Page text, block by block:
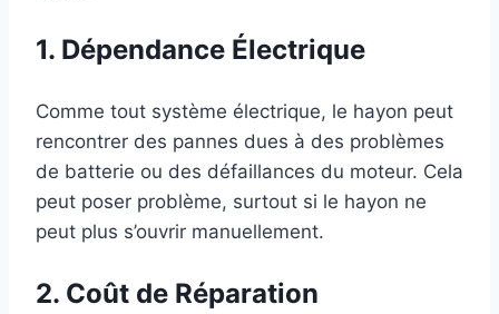
1. Dépendance Électrique
Comme tout système électrique, le hayon peut
rencontrer des pannes dues à des problèmes
de batterie ou des défaillances du moteur. Cela
peut poser problème, surtout si le hayon ne
peut plus s’ouvrir manuellement.
2. Coût de Réparation